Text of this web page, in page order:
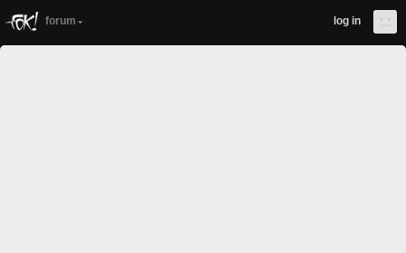
forum log in